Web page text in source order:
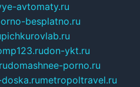
avtomaty.ru
besplatno.ru
pichkurovlab.ru
don-ykt.ru
domashnee-porno.ru
metropoltravel.ru